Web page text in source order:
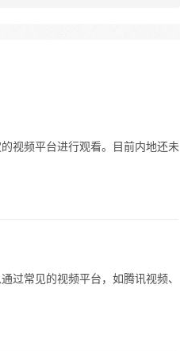
视频平台进行观看。目前内地还未
过常见的视频平台，如腾讯视频、